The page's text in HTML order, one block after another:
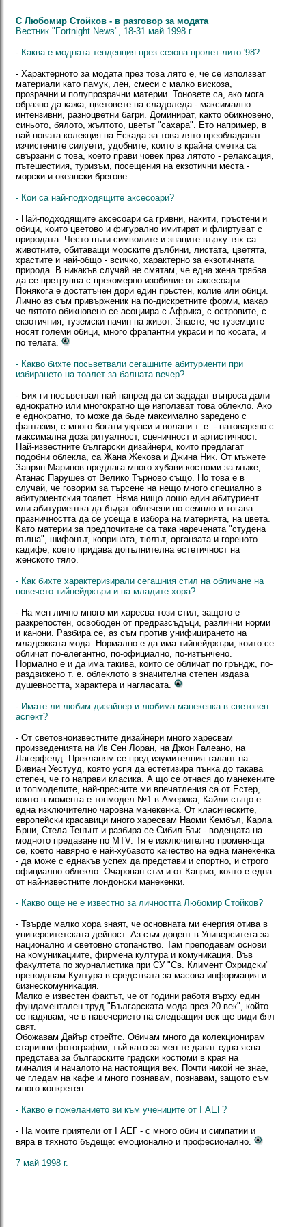
С Любомир Стойков - в разговор за модата
Вестник "Fortnight News", 18-31 май 1998 г.
- Каква е модната тенденция през сезона пролет-лито '98?
- Характерното за модата през това лято е, че се използват
материали като памук, лен, смеси с малко вискоза,
прозрачни и полупрозрачни материи. Тоновете са, ако мога
образно да кажа, цветовете на сладоледа - максимално
интензивни, разноцветни багри. Доминират, както обикновено,
синьото, бялото, жълтото, цветьт "сахара". Ето например, в
най-новата колекция на Ескада за това лято преобладават
изчистените силуети, удобните, които в крайна сметка са
свързани с това, което прави човек през лятото - релаксация,
пътешестиия, туризъм, посещения на екзотични места -
морски и океански брегове.
- Кои са най-подходящите аксесоари?
- Най-подходящите аксесоари са гривни, накити, пръстени и
обици, които цветово и фигурално имитират и флиртуват с
природата. Често пъти символите и знаците върху тях са
животните, обитаващи морските дълбини, листата, цветята,
храстите и най-общо - всичко, характерно за екзотичната
природа. В никакъв случай не смятам, че една жена трябва
да се претрупва с прекомерно изобилие от аксесоари.
Понякога е достатъчен дори един прьстен, колие или обици.
Лично аз съм привърженик на по-дискретните форми, макар
че лятото обикновено се асоциира с Африка, с островите, с
екзотичния, туземски начин на живот. Знаете, че туземците
носят големи обици, много фрапантни украси и по косата, и
по телата.
- Какво бихте посьветвали сегашните абитуриенти при
избирането на тоалет за балната вечер?
- Бих ги посъветвал най-напред да си зададат въпроса дали
еднократно или многократно ще използват това облекло. Ако
е еднократно, то може да бьде максимално заредено с
фантазия, с много богати украси и волани т. е. - натоварено с
максимална доза ритуалност, сценичност и артистичност.
Най-известните български дизайнери, които предлагат
подобни облекла, са Жана Жекова и Джина Ник. От мъжете
Запрян Маринов предлага много хубави костюми за мъже,
Атанас Парушев от Велико Търново също. Но това е в
случай, че говорим за търсене на нещо много специално в
абитуриентския тоалет. Няма нищо лошо един абитуриент
или абитуриентка да бъдат облечени по-семпло и тогава
празничността да се усеща в избора на материята, на цвета.
Като материи за предпочитане са така наречената "студена
вълна", шифонът, коприната, тюлът, органзата и гореното
кадифе, което придава допълнителна естетичност на
женското тяло.
- Как бихте характеризирали сегашния стил на обличане на
повечето тийнейджъри и на младите хора?
- На мен лично много ми харесва този стил, защото е
разкрепостен, освободен от предразсъдъци, различни норми
и канони. Разбира се, аз съм против унифицирането на
младежката мода. Нормално е да има тийнейджъри, които се
обличат по-елегантно, по-официално, по-изтънчено.
Нормално е и да има такива, които се обличат по гръндж, по-
раздвижено т. е. облеклото в значителна степен издава
душевността, характера и нагласата.
- Имате ли любим дизайнер и любима манекенка в световен
аспект?
- От световноизвестните дизайнери много харесвам
произведенията на Ив Сен Лоран, на Джон Галеано, на
Лагерфелд. Прекланям се пред изумителния талант на
Вивиан Уестууд, която успя да естетизира пънка до такава
степен, че го направи класика. А що се отнася до манекените
и топмоделите, най-пресните ми впечатления са от Естер,
която в момента е топмодел №1 в Америка, Кайли също е
една изключително чаровна манекенка. От класическите,
европейски красавици много харесвам Наоми Кембъл, Карла
Брни, Стела Тенънт и разбира се Сибил Бък - водещата на
модното предаване по MTV. Тя е изключително променяща
се, което навярно е най-хубавото качество на една манекенка
- да може с еднакъв успех да представи и спортно, и строго
официално облекло. Очарован съм и от Каприз, която е една
от най-известните лондонски манекенки.
- Какво още не е известно за личността Любомир Стойков?
- Твърде малко хора знаят, че основната ми енергия отива в
университетската дейност. Аз съм доцент в Университета за
национално и световно стопанство. Там преподавам основи
на комуникациите, фирмена култура и комуникация. Във
факултета по журналистика при СУ "Св. Климент Охридски"
преподавам Култура в средствата за масова информация и
бизнескомуникация.
Малко е известен фактът, че от години работя върху един
фундаментален труд "Българската мода през 20 век", който
се надявам, че в навечерието на следващия век ще види бял
свят.
Обожавам Дайър стрейтс. Обичам много да колекционирам
старинни фотографии, тъй като за мен те дават една ясна
представа за българските градски костюми в края на
миналия и началото на настоящия век. Почти никой не знае,
че гледам на кафе и много познавам, познавам, защото съм
много конкретен.
- Какво е пожеланието ви към учениците от I АЕГ?
- На моите приятели от I АЕГ - с много обич и симпатии и
вяра в тяхното бъдеще: емоционално и професионално.
7 май 1998 г.